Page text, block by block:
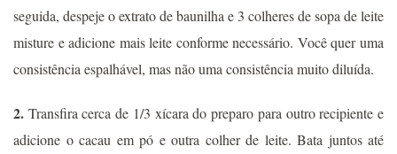
seguida, despeje o extrato de baunilha e 3 colheres de sopa de leite
misture e adicione mais leite conforme necessário. Você quer uma
consistência espalhável, mas não uma consistência muito diluída.
2. Transfira cerca de 1/3 xícara do preparo para outro recipiente e
adicione o cacau em pó e outra colher de leite. Bata juntos até